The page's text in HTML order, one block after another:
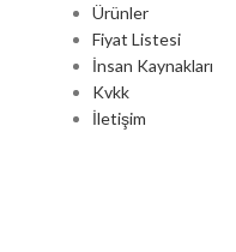
Ürünler
Fiyat Listesi
İnsan Kaynakları
Kvkk
İletişim